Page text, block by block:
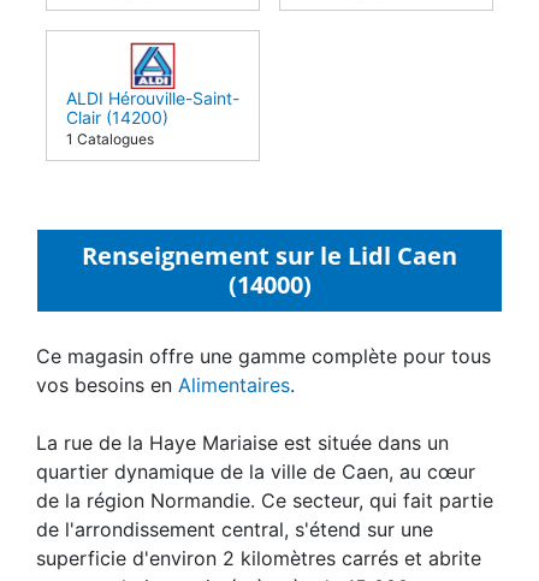
ALDI Hérouville-Saint-
Clair (14200)
1 Catalogues
Renseignement sur le Lidl Caen
(14000)
Ce magasin offre une gamme complète pour tous
vos besoins en Alimentaires.
La rue de la Haye Mariaise est située dans un
quartier dynamique de la ville de Caen, au cœur
de la région Normandie. Ce secteur, qui fait partie
de l'arrondissement central, s'étend sur une
superficie d'environ 2 kilomètres carrés et abrite